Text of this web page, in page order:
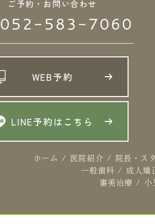
ご予約・お問い合わせ
052-583-7060
WEB予約
LINE予約はこちら
ホーム / 医院紹介 / 院長・ス
一般歯科 / 成人矯
審美治療 / 小